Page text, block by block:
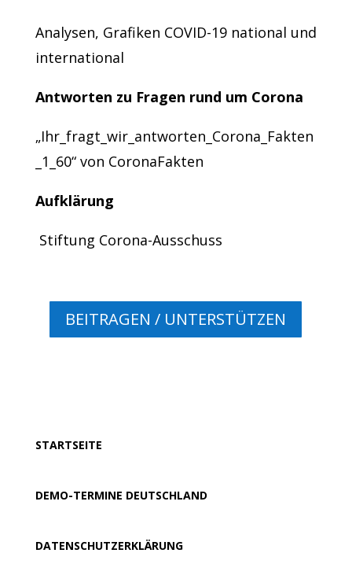
Analysen, Grafiken COVID-19 national und
international
Antworten zu Fragen rund um Corona
„Ihr_fragt_wir_antworten_Corona_Fakten
_1_60“ von CoronaFakten
Aufklärung
Stiftung Corona-Ausschuss
BEITRAGEN / UNTERSTÜTZEN
STARTSEITE
DEMO-TERMINE DEUTSCHLAND
DATENSCHUTZERKLÄRUNG